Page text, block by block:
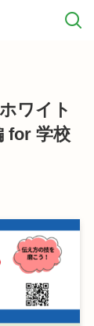
ワイト
for 学校